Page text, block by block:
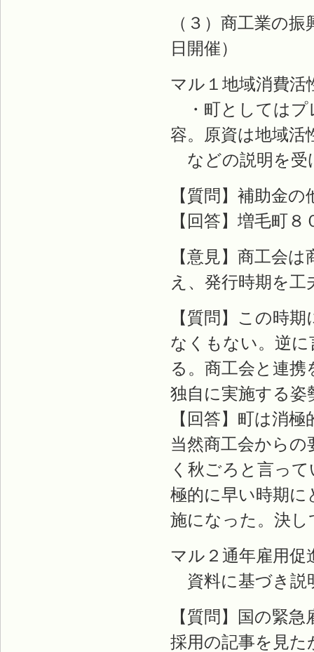
（３）商工業の
日開催）
マル１地域消費
・町としてはプ
容。原資は地域活
などの説明を受
【質問】補助金
【回答】増毛町
【意見】商工会
え、発行時期を
【質問】この時
なくもない。逆
る。商工会と連
独自に実施する
【回答】町は消
当然商工会から
く秋ごろと言っ
極的に早い時期に
施になった。決
マル２通年雇用促
資料に基づき説
【質問】国の緊
採用の記事を見た